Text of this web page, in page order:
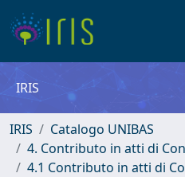
IRIS
IRIS
Catalogo UNIBAS
4. Contributo in atti di
4.1 Contributo in atti di